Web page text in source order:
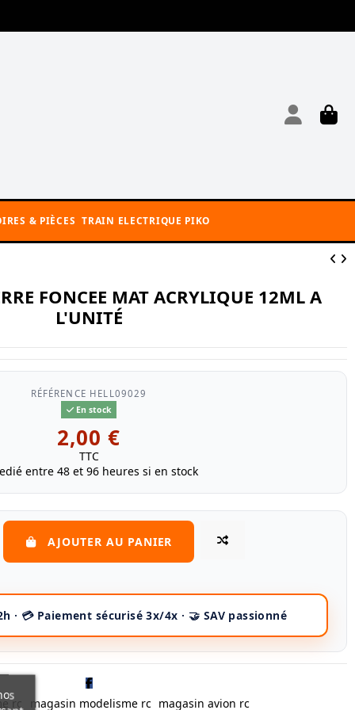
& PIÈCES TRAIN ELECTRIQUE PIKO
FONCEE MAT ACRYLIQUE 12ML A
L'UNITÉ
RÉFÉRENCE HELL09029
En stock
2,00 €
TTC
entre 48 et 96 heures si en stock
AJOUTER AU PANIER
rc magasin modelisme rc magasin avion rc